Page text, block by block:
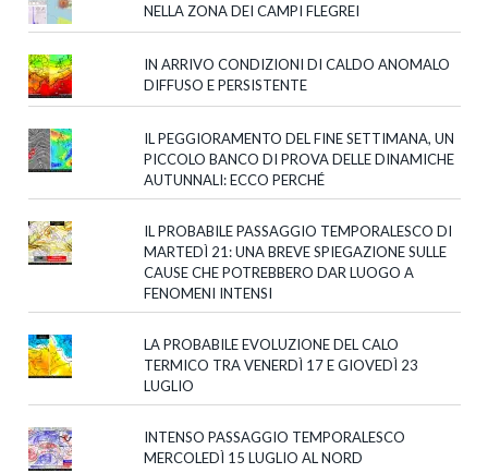
NELLA ZONA DEI CAMPI FLEGREI
IN ARRIVO CONDIZIONI DI CALDO ANOMALO
DIFFUSO E PERSISTENTE
IL PEGGIORAMENTO DEL FINE SETTIMANA, UN
PICCOLO BANCO DI PROVA DELLE DINAMICHE
AUTUNNALI: ECCO PERCHÉ
IL PROBABILE PASSAGGIO TEMPORALESCO DI
MARTEDÌ 21: UNA BREVE SPIEGAZIONE SULLE
CAUSE CHE POTREBBERO DAR LUOGO A
FENOMENI INTENSI
LA PROBABILE EVOLUZIONE DEL CALO
TERMICO TRA VENERDÌ 17 E GIOVEDÌ 23
LUGLIO
INTENSO PASSAGGIO TEMPORALESCO
MERCOLEDÌ 15 LUGLIO AL NORD